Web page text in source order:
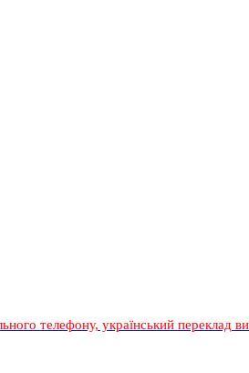
телефону, український переклад